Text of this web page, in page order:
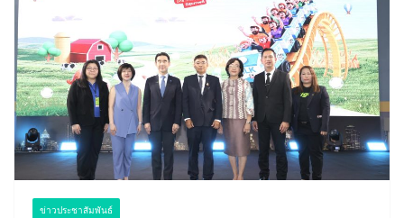
ข่าวประชาสัมพันธ์